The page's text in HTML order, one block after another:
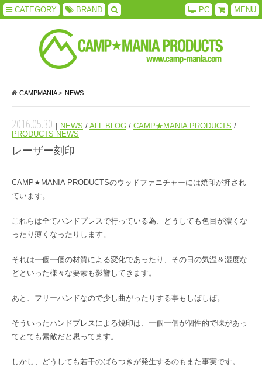
CATEGORY BRAND MENU
PC
CAMPMANIA> NEWS
2016.05.30 ｜ NEWS / ALL BLOG / CAMP★MANIA PRODUCTS /
PRODUCTS NEWS
レーザー刻印
CAMP★MANIA PRODUCTSのウッドファニチャーには焼印が押され
ています。
これらは全てハンドプレスで行っている為、どうしても色目が濃くな
ったり薄くなったりします。
それは一個一個の材質による変化であったり、その日の気温＆湿度な
どといった様々な要素も影響してきます。
あと、フリーハンドなので少し曲がったりする事もしばしば。
そういったハンドプレスによる焼印は、一個一個が個性的で味があっ
てとても素敵だと思ってます。
しかし、どうしても若干のばらつきが発生するのもまた事実です。